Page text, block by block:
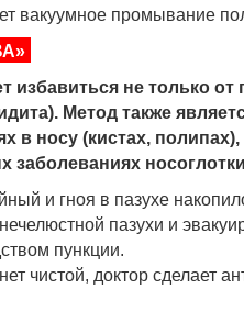
вакуумное промывание
избавиться не только
Метод также
в носу (кистах,
заболеваниях
и гноя в пазухе
пазухи и
пункции.
чистой, доктор сделает